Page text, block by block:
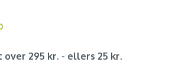
over 295 kr. - ellers 25 kr.